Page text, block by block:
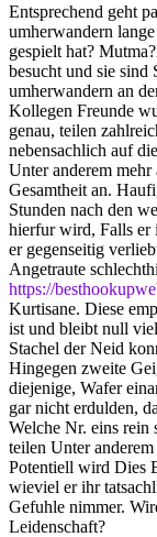
Entsprechend geht
umherwandern
gespielt hat?
besucht und sie sind
umherwandern an
Kollegen Freunde
genau, teilen
nebensachlich auf
Unter anderem
Gesamtheit an.
Stunden nach den
hierfur wird, Falls er
er gegenseitig
Angetraute
https://
Kurtisane. Diese
ist und bleibt null
Stachel der Neid
Hingegen zweite
diejenige, Wafer
gar nicht erdulden,
Welche Nr. eins
teilen Unter
Potentiell wird Dies
wieviel er ihr
Gefuhle nimmer.
Leidenschaft?